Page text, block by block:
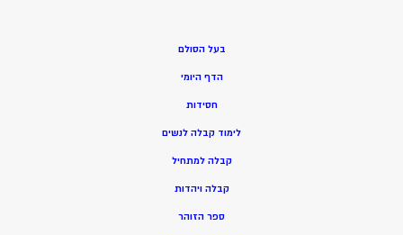
בעל הסולם
הדף היומי
חסידות
לימוד קבלה לנשים
קבלה למתחיל
קבלה ויהדות
ספר הזוהר